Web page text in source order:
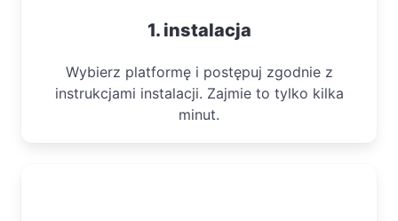
1. instalacja
Wybierz platformę i postępuj zgodnie z
instrukcjami instalacji. Zajmie to tylko kilka
minut.